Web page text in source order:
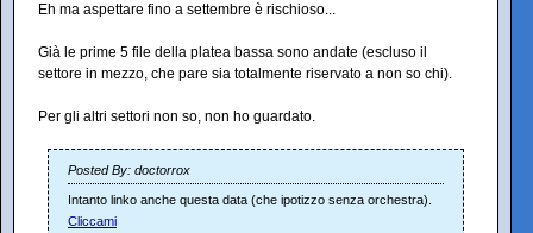
Eh ma aspettare fino a settembre è rischioso...
Già le prime 5 file della platea bassa sono andate (escluso il
settore in mezzo, che pare sia totalmente riservato a non so chi).
Per gli altri settori non so, non ho guardato.
Posted By: doctorrox
Intanto linko anche questa data (che ipotizzo senza orchestra).
Cliccami